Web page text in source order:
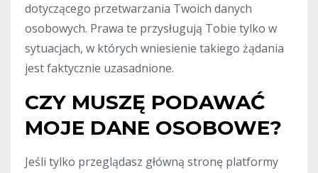
dotyczącego przetwarzania Twoich danych
osobowych. Prawa te przysługują Tobie tylko w
sytuacjach, w których wniesienie takiego żądania
jest faktycznie uzasadnione.
CZY MUSZĘ PODAWAĆ
MOJE DANE OSOBOWE?
Jeśli tylko przeglądasz główną stronę platformy